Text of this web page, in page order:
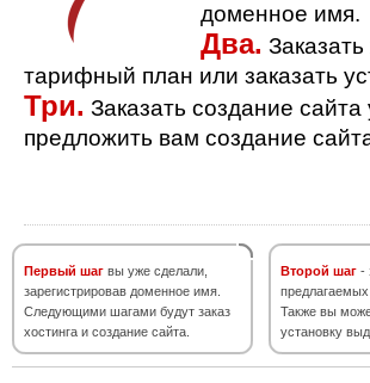
доменное имя.
Два.
тарифный план или заказать
Три. Заказать создание
предложить вам создание
Первый шаг вы уже сделали,
зарегистрировав доменное имя.
Следующими шагами будут заказ
хостинга и создание сайта.
Второй шаг -
Также вы
установку